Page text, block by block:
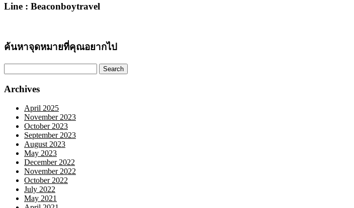
Line : Beaconboytravel
ค้นหาจุดหมายที่คุณอยากไป
for:
Archives
April 2025
November 2023
October 2023
September 2023
August 2023
May 2023
December 2022
November 2022
October 2022
July 2022
May 2021